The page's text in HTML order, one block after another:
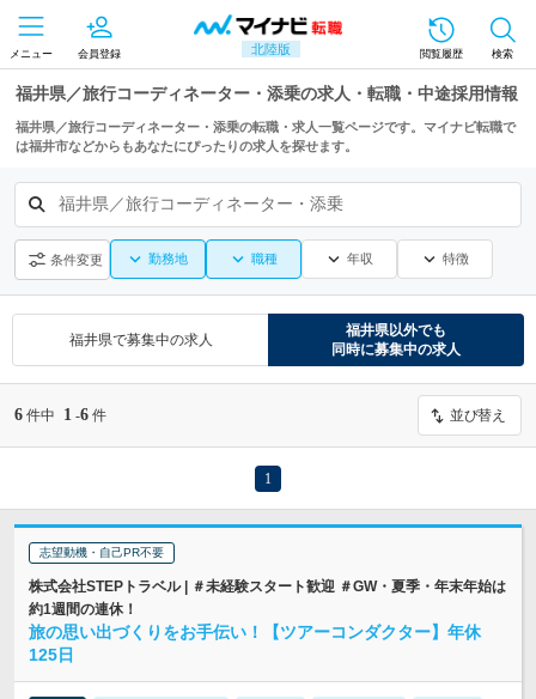
北陸版
メニュー 会員登録 閲覧履歴 検索
福井県／旅行コーディネーター・添乗の求人・転職・中途採用情報
福井県／旅行コーディネーター・添乗の転職・求人一覧ページです。マイナビ転職で
は福井市などからもあなたにぴったりの求人を探せます。
福井県／旅行コーディネーター・添乗
条件変更 勤務地 職種 年収 特徴
福井県で募集中の求人
福井県以外でも
同時に募集中の求人
6 件中 1 -6 件 並び替え
1
志望動機・自己PR不要
株式会社STEPトラベル | ＃未経験スタート歓迎 ＃GW・夏季・年末年始は
約1週間の連休！
旅の思い出づくりをお手伝い！【ツアーコンダクター】年休
125日